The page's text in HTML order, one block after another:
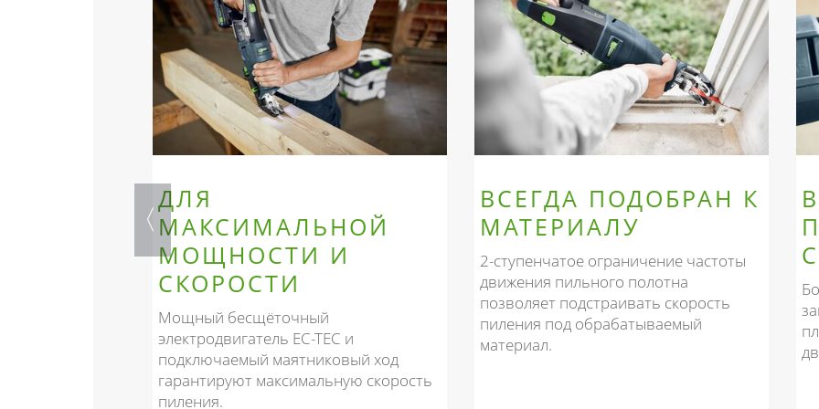
ДЛЯ
МАКСИМАЛЬНОЙ
МОЩНОСТИ И
СКОРОСТИ
Мощный бесщёточный
электродвигатель EC-TEC и
подключаемый маятниковый ход
гарантируют максимальную скорость
пиления.
ВСЕГДА ПОДОБРАН К
МАТЕРИАЛУ
2-ступенчатое ограничение частоты
движения пильного полотна
позволяет подстраивать скорость
пиления под обрабатываемый
материал.